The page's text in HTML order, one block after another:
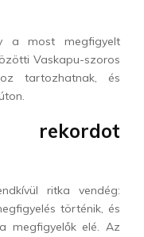
a most megfigyelt
Vaskapu-szoros
tartozhatnak, és
rekordot
ritka vendég:
történik, és
megfigyelők elé. Az